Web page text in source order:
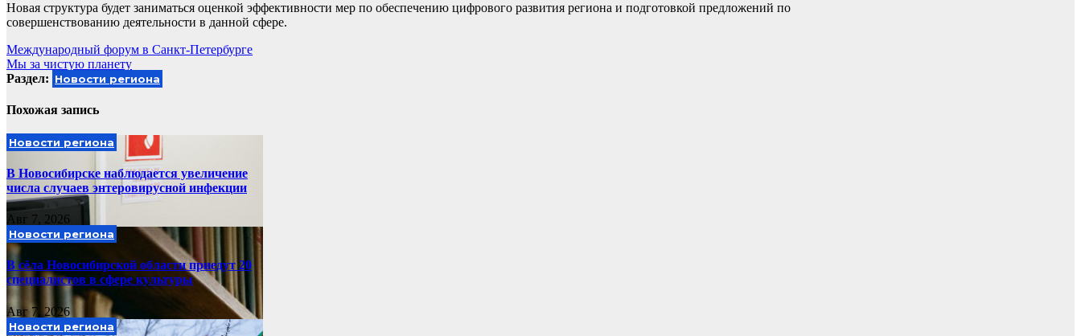
Новая структура будет заниматься оценкой эффективности мер по обеспечению цифрового развития региона и подготовкой предложений по
совершенствованию деятельности в данной сфере.
Навигация
по
Международный форум в Санкт-Петербурге
Мы за чистую планету
Раздел: Новости региона
Похожая запись
Новости региона
В Новосибирске наблюдается увеличение
числа случаев энтеровирусной инфекции
Авг 7, 2026
Новости региона
В сёла Новосибирской области приедут 20
специалистов в сфере культуры
Авг 7, 2026
Новости региона